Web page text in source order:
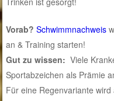
Vorab? Schwimmnachweis
an & Training starten!
Gut zu wissen: Viele
Sportabzeichen als Prämie
Für eine Regenvariante